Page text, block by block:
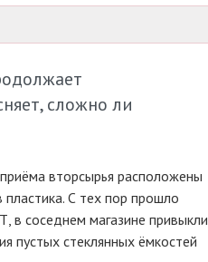
сложно ли
вторсырья расположены
пластика. С тех пор прошло
в соседнем магазине привыкли
пустых стеклянных ёмкостей